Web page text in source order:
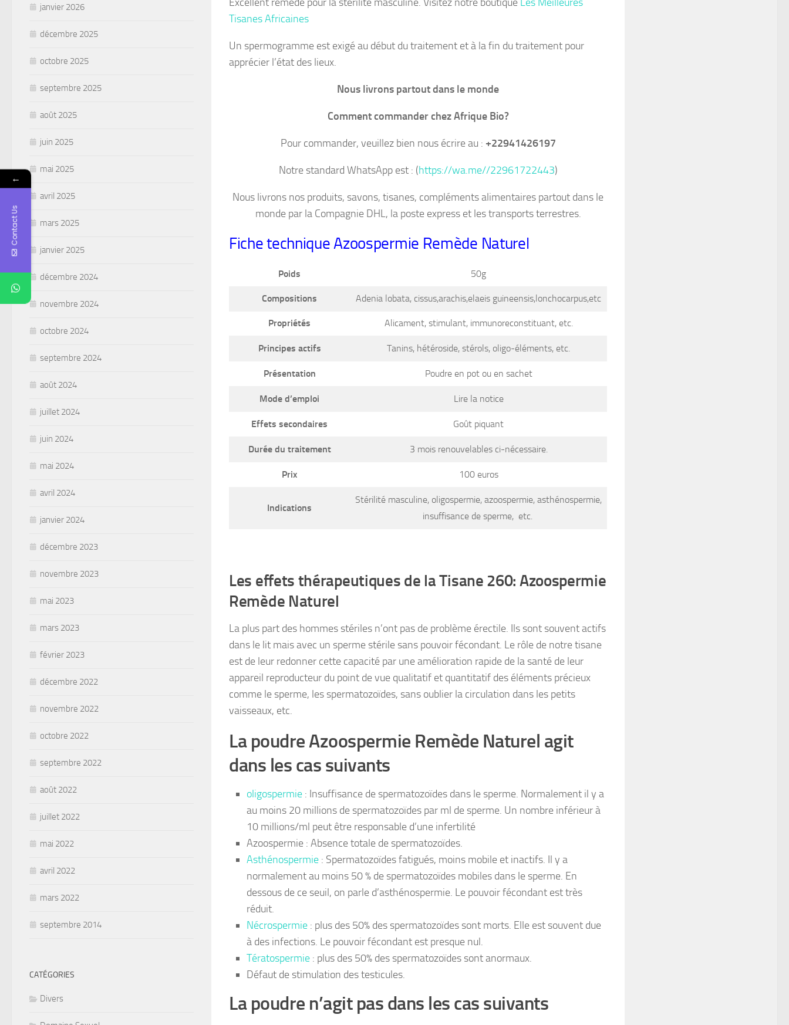
Tisanes Africaines
Un spermogramme est exigé au début du traitement et à la fin du traitement pour
apprécier l’état des lieux.
Nous livrons partout dans le monde
Comment commander chez Afrique Bio?
Pour commander, veuillez bien nous écrire au : +22941426197
Notre standard WhatsApp est : (https://wa.me//22961722443)
Nous livrons nos produits, savons, tisanes, compléments alimentaires partout dans le
monde par la Compagnie DHL, la poste express et les transports terrestres.
Fiche technique Azoospermie Remède Naturel
Poids 50g
Compositions Adenia lobata, cissus,arachis,elaeis guineensis,lonchocarpus,etc
Propriétés Alicament, stimulant, immunoreconstituant, etc.
Principes actifs Tanins, hétéroside, stérols, oligo-éléments, etc.
Présentation Poudre en pot ou en sachet
Mode d’emploi Lire la notice
Effets secondaires Goût piquant
Durée du traitement 3 mois renouvelables ci-nécessaire.
Prix 100 euros
Indications
Stérilité masculine, oligospermie, azoospermie, asthénospermie,
insuffisance de sperme, etc.
Les effets thérapeutiques de la Tisane 260: Azoospermie
Remède Naturel
La plus part des hommes stériles n’ont pas de problème érectile. Ils sont souvent actifs
dans le lit mais avec un sperme stérile sans pouvoir fécondant. Le rôle de notre tisane
est de leur redonner cette capacité par une amélioration rapide de la santé de leur
appareil reproducteur du point de vue qualitatif et quantitatif des éléments précieux
comme le sperme, les spermatozoïdes, sans oublier la circulation dans les petits
vaisseaux, etc.
La poudre Azoospermie Remède Naturel agit
dans les cas suivants
oligospermie : Insuffisance de spermatozoïdes dans le sperme. Normalement il y a
au moins 20 millions de spermatozoïdes par ml de sperme. Un nombre inférieur à
10 millions/ml peut être responsable d’une infertilité
Azoospermie : Absence totale de spermatozoïdes.
Asthénospermie : Spermatozoïdes fatigués, moins mobile et inactifs. Il y a
normalement au moins 50 % de spermatozoïdes mobiles dans le sperme. En
dessous de ce seuil, on parle d’asthénospermie. Le pouvoir fécondant est très
réduit.
Nécrospermie : plus des 50% des spermatozoïdes sont morts. Elle est souvent due
à des infections. Le pouvoir fécondant est presque nul.
Tératospermie : plus des 50% des spermatozoïdes sont anormaux.
Défaut de stimulation des testicules.
La poudre n’agit pas dans les cas suivants
janvier 2026
décembre 2025
octobre 2025
septembre 2025
août 2025
juin 2025
mai 2025
avril 2025
mars 2025
janvier 2025
décembre 2024
novembre 2024
octobre 2024
septembre 2024
août 2024
juillet 2024
juin 2024
mai 2024
avril 2024
janvier 2024
décembre 2023
novembre 2023
mai 2023
mars 2023
février 2023
décembre 2022
novembre 2022
octobre 2022
septembre 2022
août 2022
juillet 2022
mai 2022
avril 2022
mars 2022
septembre 2014
CATÉGORIES
Divers
←
Contact Us